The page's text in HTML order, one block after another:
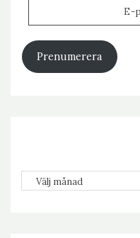
Prenumerera
Arkiv